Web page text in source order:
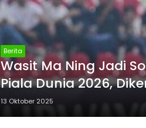
Berita
Wasit Ma Ning Jadi
Piala Dunia 2026,
Kontroversial
13 Oktober 2025